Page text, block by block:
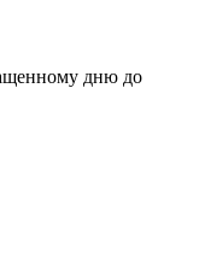
дню до